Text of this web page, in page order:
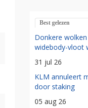
Best gelezen
Donkere
widebody-vloot
31 jul 26
KLM annuleert
door staking
05 aug 26